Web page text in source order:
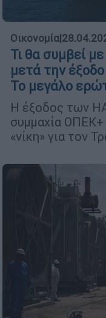
Οικονομία|
Τι θα συμβεί
μετά την
Το μεγάλο
Η έξοδος των
συμμαχία ΟΠΕΚ+
«νίκη» για τον